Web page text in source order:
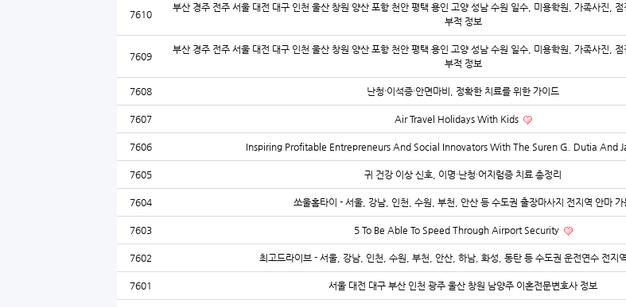
7610
부산 경주 전주 서울 대전 대구 인천 울산 창원 양산 포항 천안 평택 용인 고양 성남 수원 일수, 미용학원, 가족사진,
부적 정보
7609
부산 경주 전주 서울 대전 대구 인천 울산 창원 양산 포항 천안 평택 용인 고양 성남 수원 일수, 미용학원, 가족사진,
부적 정보
7608 난청·이석증·안면마비, 정확한 치료를 위한 가이드
7607 Air Travel Holidays With Kids
7606 Inspiring Profitable Entrepreneurs And Social Innovators With The Suren G. Dutia And
7605 귀 건강 이상 신호, 이명·난청·어지럼증 치료 총정리
7604 쏘울홈타이 - 서울, 강남, 인천, 수원, 부천, 안산 등 수도권 출장마사지 전지역 안마 가
7603 5 To Be Able To Speed Through Airport Security
7602 최고드라이브 - 서울, 강남, 인천, 수원, 부천, 안산, 하남, 화성, 동탄 등 수도권 운전연수 전지
7601 서울 대전 대구 부산 인천 광주 울산 창원 남양주 이혼전문변호사 정보